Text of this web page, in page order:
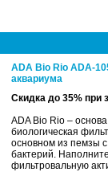
ADA Bio Rio ADA-
аквариума
Скидка до 35% при
ADA Bio Rio –
биологическая
основном из пемзы
бактерий.
фильтровальную